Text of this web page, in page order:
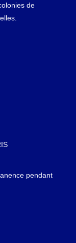
de
pendant